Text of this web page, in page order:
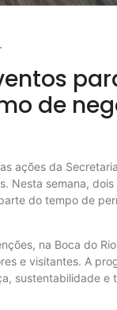
de
ações da
Nesta semana,
do tempo de
na Boca do
e visitantes. A
sustentabilidade e